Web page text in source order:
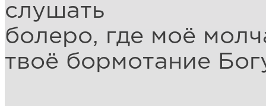
слушать
болеро, где моё
твоё бормотание